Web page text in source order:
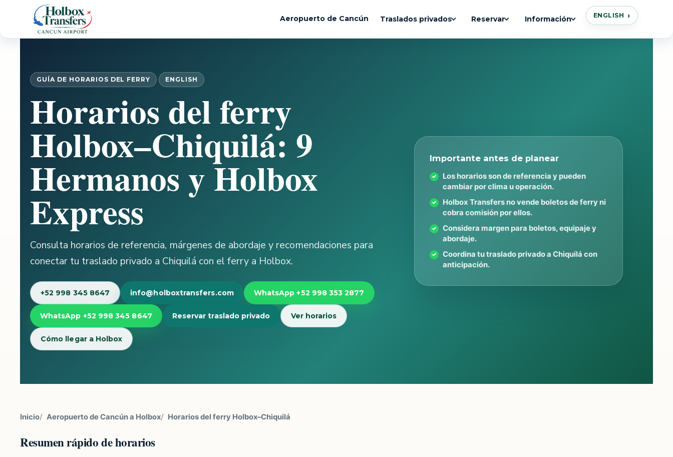
ENGLISH
Aeropuerto de Cancún Traslados privados Reservar Información
GUÍA DE HORARIOS DEL FERRY ENGLISH
Horarios del ferry
Holbox–Chiquilá: 9
Hermanos y Holbox
Express
Consulta horarios de referencia, márgenes de abordaje y recomendaciones para
conectar tu traslado privado a Chiquilá con el ferry a Holbox.
+52 998 345 8647 info@holboxtransfers.com WhatsApp +52 998 353 2877
WhatsApp +52 998 345 8647 Reservar traslado privado Ver horarios
Cómo llegar a Holbox
Importante antes de planear
Los horarios son de referencia y pueden
cambiar por clima u operación.
Holbox Transfers no vende boletos de ferry ni
cobra comisión por ellos.
Considera margen para boletos, equipaje y
abordaje.
Coordina tu traslado privado a Chiquilá con
anticipación.
Inicio Aeropuerto de Cancún a Holbox Horarios del ferry Holbox–Chiquilá
Resumen rápido de horarios